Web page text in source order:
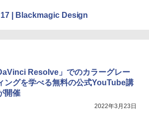
￥2,326
Amazon Kindle Colorsoft | 16GBストレ
￥39,980
New Amazon Kindle Scribe Colorsoft |
11インチカラーディスプレイ、64GBスト
| Blackmagic Design
Resolve」でのカラーグレー
ングを学べる無料の公式YouTube講
開催
2022年3月23日